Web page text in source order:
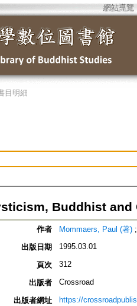
網站導覽
目明細
Buddhist
作者 Mommaers, Paul (著)
出版日期
1995.03.01
頁次 312
出版者 Crossroad
出版者網址 https://